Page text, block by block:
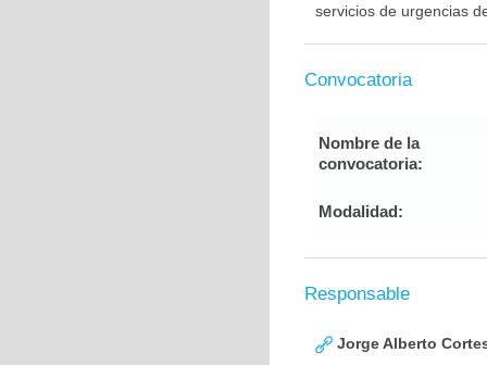
servicios de urgencias
Convocatoria
Nombre de la
convocatoria:
Modalidad:
Responsable
Jorge Alberto